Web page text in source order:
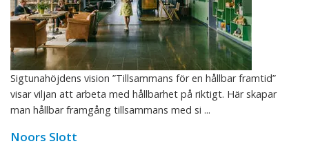
Sigtunahöjdens vision ”Tillsammans för en hållbar framtid”
visar viljan att arbeta med hållbarhet på riktigt. Här skapar
man hållbar framgång tillsammans med si ...
Noors Slott